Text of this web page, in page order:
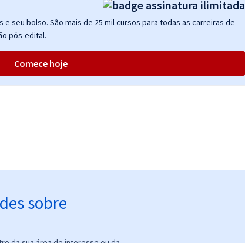
seu bolso. São mais de 25 mil cursos para todas as carreiras de
pós-edital.
Comece hoje
sobre